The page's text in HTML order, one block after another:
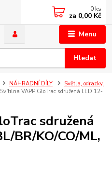
Menu
Hledat
0 ks
za 0,00 Kč
NÁHRADNÍ DÍLY
Světla, odrazky,
Svítilna VAPP GloTrac sdružená LED 12-
sdružená
BR/KO/CO/ML,